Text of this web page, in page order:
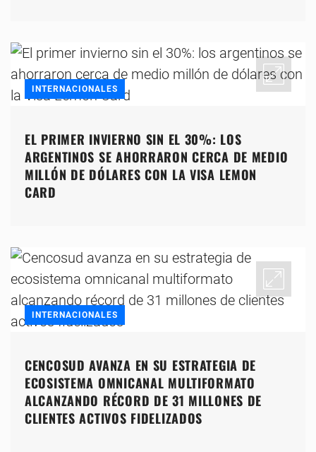
INTERNACIONALES
EL PRIMER INVIERNO SIN EL 30%: LOS
ARGENTINOS SE AHORRARON CERCA DE MEDIO
MILLÓN DE DÓLARES CON LA VISA LEMON
CARD
INTERNACIONALES
CENCOSUD AVANZA EN SU ESTRATEGIA DE
ECOSISTEMA OMNICANAL MULTIFORMATO
ALCANZANDO RÉCORD DE 31 MILLONES DE
CLIENTES ACTIVOS FIDELIZADOS